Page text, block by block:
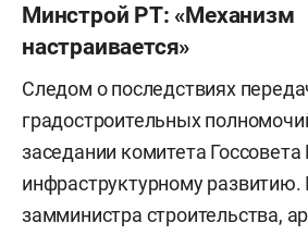
Минстрой РТ: «Механизм
настраивается»
Следом о последствиях
градостроительных
заседании комитета Госсовета
инфраструктурному
замминистра строительства,